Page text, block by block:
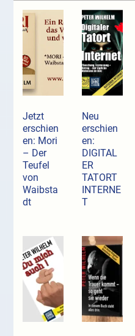
Jetzt
erschien
en: Mori
– Der
Teufel
von
Waibsta
dt
Neu
erschien
en:
DIGITAL
ER
TATORT
INTERNE
T